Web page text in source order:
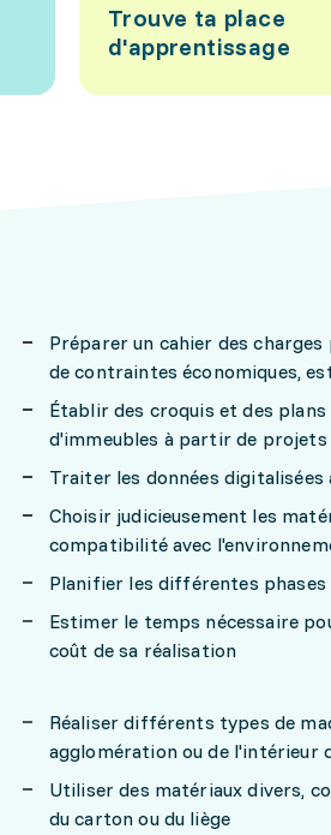
Trouve ta place
d'apprentissage
Préparer un cahier des
de contraintes économiques,
Établir des croquis et des
d'immeubles à partir de
Traiter les données digitalisées
Choisir judicieusement les
compatibilité avec
Planifier les différentes
Estimer le temps nécessaire
coût de sa réalisation
Réaliser différents types de
agglomération ou de l'intérieur
Utiliser des matériaux divers,
du carton ou du liège